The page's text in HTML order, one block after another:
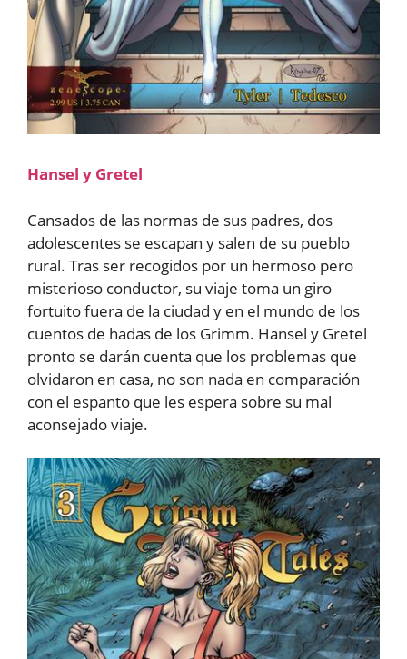
Hansel y Gretel
Cansados de las normas de sus padres, dos
adolescentes se escapan y salen de su pueblo
rural. Tras ser recogidos por un hermoso pero
misterioso conductor, su viaje toma un giro
fortuito fuera de la ciudad y en el mundo de los
cuentos de hadas de los Grimm. Hansel y Gretel
pronto se darán cuenta que los problemas que
olvidaron en casa, no son nada en comparación
con el espanto que les espera sobre su mal
aconsejado viaje.